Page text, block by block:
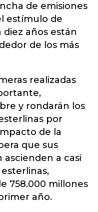
de emisiones
estímulo de
diez años están
de los más
realizadas
y rondarán los
por
de la
que sus
a casi
758.000 millones
año.